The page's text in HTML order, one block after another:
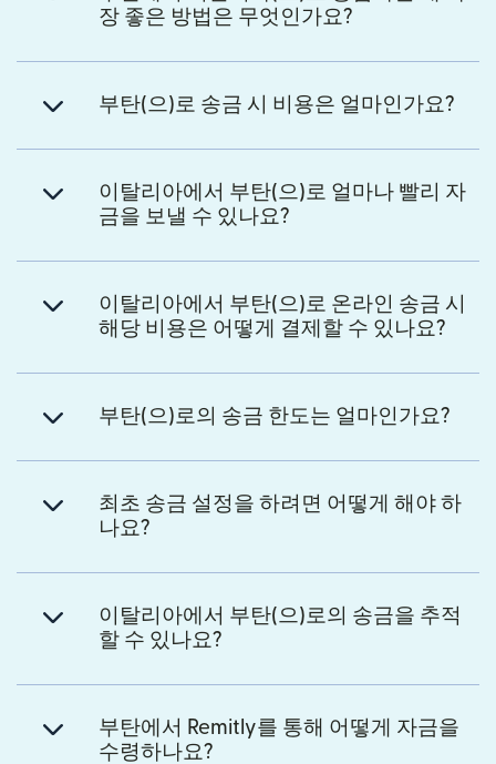
장 좋은 방법은 무엇인가요?
부탄(으)로 송금 시 비용은 얼마인가요?
이탈리아에서 부탄(으)로 얼마나 빨리 자
금을 보낼 수 있나요?
이탈리아에서 부탄(으)로 온라인 송금 시
해당 비용은 어떻게 결제할 수 있나요?
부탄(으)로의 송금 한도는 얼마인가요?
최초 송금 설정을 하려면 어떻게 해야 하
나요?
이탈리아에서 부탄(으)로의 송금을 추적
할 수 있나요?
부탄에서 Remitly를 통해 어떻게 자금을
수령하나요?